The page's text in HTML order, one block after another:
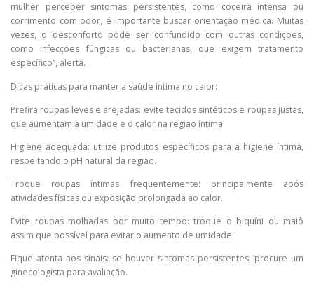
mulher perceber sintomas persistentes, como coceira intensa ou
corrimento com odor, é importante buscar orientação médica. Muitas
vezes, o desconforto pode ser confundido com outras condições,
como infecções fúngicas ou bacterianas, que exigem tratamento
específico”, alerta.
Dicas práticas para manter a saúde íntima no calor:
Prefira roupas leves e arejadas: evite tecidos sintéticos e roupas justas,
que aumentam a umidade e o calor na região íntima.
Higiene adequada: utilize produtos específicos para a higiene íntima,
respeitando o pH natural da região.
Troque roupas íntimas frequentemente: principalmente após
atividades físicas ou exposição prolongada ao calor.
Evite roupas molhadas por muito tempo: troque o biquíni ou maiô
assim que possível para evitar o aumento de umidade.
Fique atenta aos sinais: se houver sintomas persistentes, procure um
ginecologista para avaliação.